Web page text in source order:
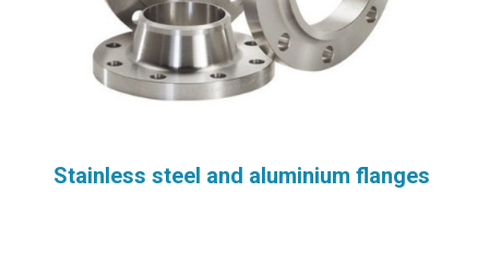
Stainless steel and aluminium flanges